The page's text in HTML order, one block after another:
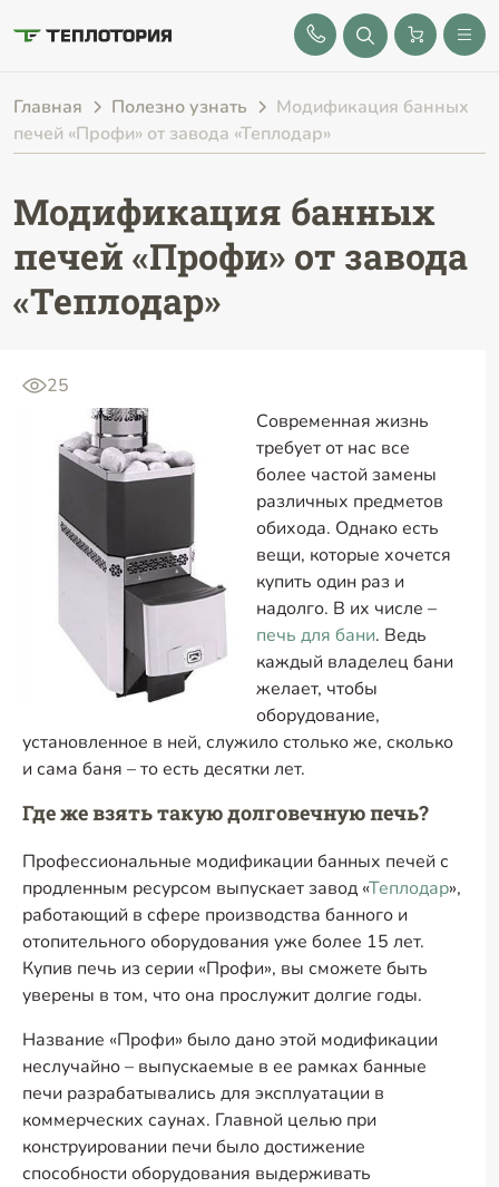
8 (843) 212-25-32
Главная Полезно узнать
Модификация банных
печей «Профи» от завода «Теплодар»
Модификация банных
печей «Профи» от завода
«Теплодар»
25
Современная жизнь
требует от нас все
более частой замены
различных предметов
обихода. Однако есть
вещи, которые хочется
купить один раз и
надолго. В их числе –
печь для бани. Ведь
каждый владелец бани
желает, чтобы
оборудование,
установленное в ней, служило столько же, сколько
и сама баня – то есть десятки лет.
Где же взять такую долговечную печь?
Профессиональные модификации банных печей с
продленным ресурсом выпускает завод «Теплодар»,
работающий в сфере производства банного и
отопительного оборудования уже более 15 лет.
Купив печь из серии «Профи», вы сможете быть
уверены в том, что она прослужит долгие годы.
Название «Профи» было дано этой модификации
неслучайно – выпускаемые в ее рамках банные
печи разрабатывались для эксплуатации в
коммерческих саунах. Главной целью при
конструировании печи было достижение
способности оборудования выдерживать